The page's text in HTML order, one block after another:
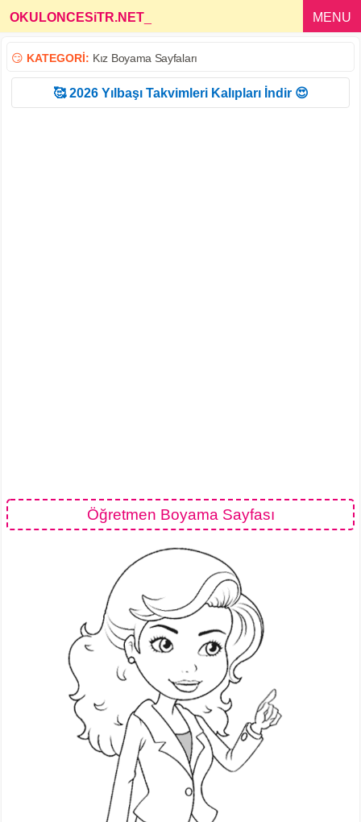
OKULONCESiTR.NET MENU
😏 KATEGORİ: Kız Boyama Sayfaları
🥰 2026 Yılbaşı Takvimleri Kalıpları İndir 😍
Öğretmen Boyama Sayfası